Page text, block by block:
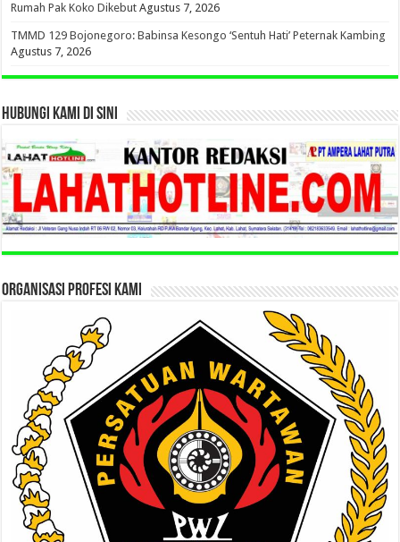
Rumah Pak Koko Dikebut Agustus 7, 2026
TMMD 129 Bojonegoro: Babinsa Kesongo ‘Sentuh Hati’ Peternak Kambing
Agustus 7, 2026
HUBUNGI KAMI DI SINI
ORGANISASI PROFESI KAMI